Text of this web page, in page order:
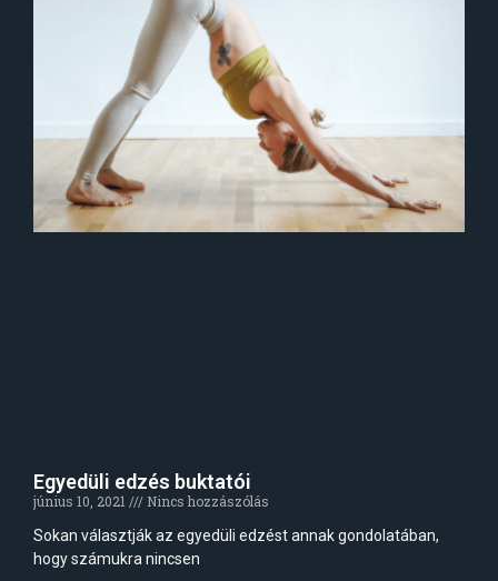
Egyedüli edzés buktatói
június 10, 2021
Nincs hozzászólás
Sokan választják az egyedüli edzést annak gondolatában,
hogy számukra nincsen